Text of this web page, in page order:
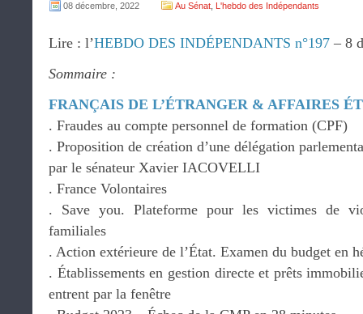
08 décembre, 2022 Au Sénat L'hebdo des Indépendants
Lire : l’HEBDO DES INDÉPENDANTS n°197 – 8
Sommaire :
FRANÇAIS DE L’ÉTRANGER & AFFAIRES
. Fraudes au compte personnel de formation (CPF)
. Proposition de création d’une délégation
par le sénateur Xavier IACOVELLI
. France Volontaires
. Save you. Plateforme pour les victimes de
familiales
. Action extérieure de l’État. Examen du budget en
. Établissements en gestion directe et prêts
entrent par la fenêtre